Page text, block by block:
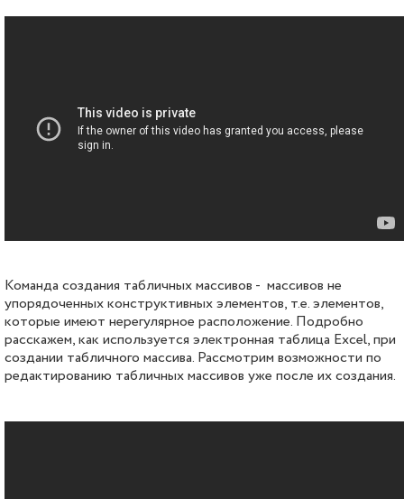
Команда создания табличных массивов - массивов не
упорядоченных конструктивных элементов, т.е. элементов,
которые имеют нерегулярное расположение. Подробно
расскажем, как используется электронная таблица Excel, при
создании табличного массива. Рассмотрим возможности по
редактированию табличных массивов уже после их создания.